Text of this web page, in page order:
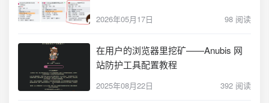
2026年05月17日 98 阅读
在用户的浏览器里挖矿——Anubis 网
站防护工具配置教程
2025年08月22日 392 阅读